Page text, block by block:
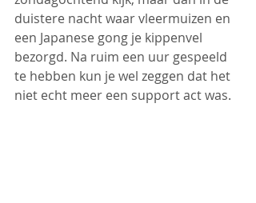
duistere nacht waar vleermuizen en
een Japanese gong je kippenvel
bezorgd. Na ruim een uur gespeeld
te hebben kun je wel zeggen dat het
niet echt meer een support act was.